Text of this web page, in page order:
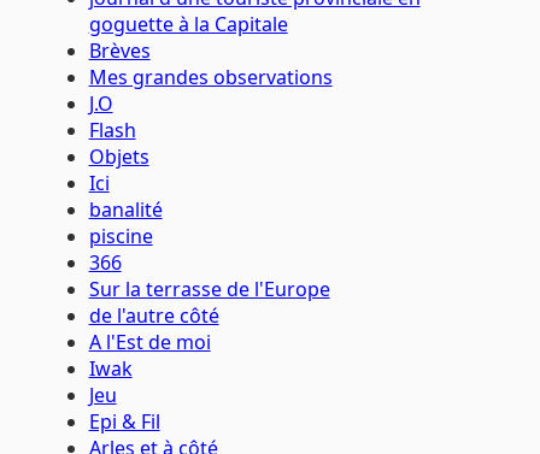
goguette à la Capitale
Brèves
Mes grandes observations
J.O
Flash
Objets
Ici
banalité
piscine
366
Sur la terrasse de l'Europe
de l'autre côté
A l'Est de moi
Iwak
Jeu
Epi & Fil
Arles et à côté